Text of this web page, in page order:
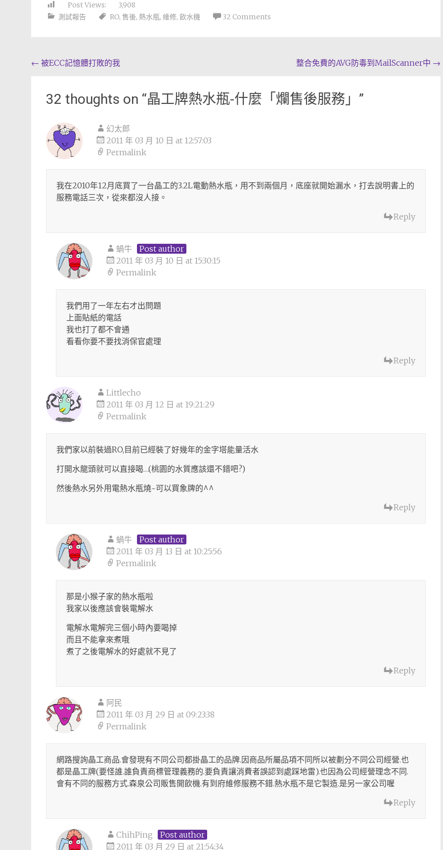
Post Views:
3,908
測試報告
RO, 售後, 熱水瓶, 維修, 飲水機 32 Comments
Post
← 被ECC記憶體打敗的我 整合免費的AVG防毒到MailScanner中 →
32 thoughts on “晶工牌熱水瓶-什麼「爛售後服務」 ”
幻太郎
2011 年 03 月 10 日 at 12:57:03
Permalink
我在2010年12月底買了一台晶工的3.2L電動熱水瓶，用不到兩個月，底座就開始漏水，打去說明書上的
服務電話三次，從來都沒人接。
Reply
蝸牛
Post author
2011 年 03 月 10 日 at 15:30:15
Permalink
我們用了一年左右才出問題
上面貼紙的電話
我也打了都不會通
看看你要不要找消保官處理
Reply
Littlecho
2011 年 03 月 12 日 at 19:21:29
Permalink
我們家以前裝過RO,目前已經裝了好幾年的金字塔能量活水
打開水龍頭就可以直接喝…(桃園的水質應該還不錯吧?)
然後熱水另外用電熱水瓶燒~可以買象牌的^^
Reply
蝸牛
Post author
2011 年 03 月 13 日 at 10:25:56
Permalink
那是小猴子家的熱水瓶啦
我家以後應該會裝電解水
電解水電解完三個小時內要喝掉
而且不能拿來煮哦
煮了之後電解水的好處就不見了
Reply
阿民
2011 年 03 月 29 日 at 09:23:38
Permalink
網路搜詢晶工商品.會發現有不同公司都掛晶工的品牌.因商品所屬品項不同所以被劃分不同公司經營.也
都是晶工牌(要怪誰.誰負責商標管理義務的.要負責讓消費者誤認到處踩地雷).也因為公司經營理念不同.
會有不同的服務方式.森泉公司販售開飲機.有到府維修服務不錯.熱水瓶不是它製造.是另一家公司喔
Reply
ChihPing
Post author
2011 年 03 月 29 日 at 21:54:34